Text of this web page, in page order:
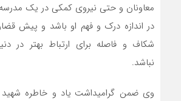
معاونان و حتی نیروی کمکی در یک مدرسه
در اندازه درک و فهم او باشد و پیش
شکاف و فاصله برای ارتباط بهتر در
نباشد.
وی ضمن گرامیداشت یاد و خاطره شهید